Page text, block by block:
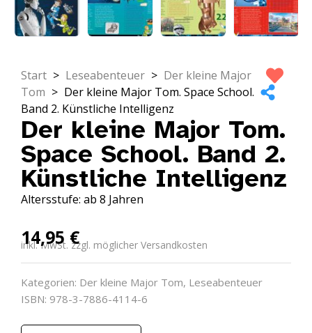
Start > Leseabenteuer > Der kleine Major
Tom > Der kleine Major Tom. Space School.
Band 2. Künstliche Intelligenz
Der kleine Major Tom.
Space School. Band 2.
Künstliche Intelligenz
Altersstufe: ab 8 Jahren
14,95 €
inkl. MwSt. zzgl. möglicher Versandkosten
Kategorien: Der kleine Major Tom, Leseabenteuer
ISBN: 978-3-7886-4114-6